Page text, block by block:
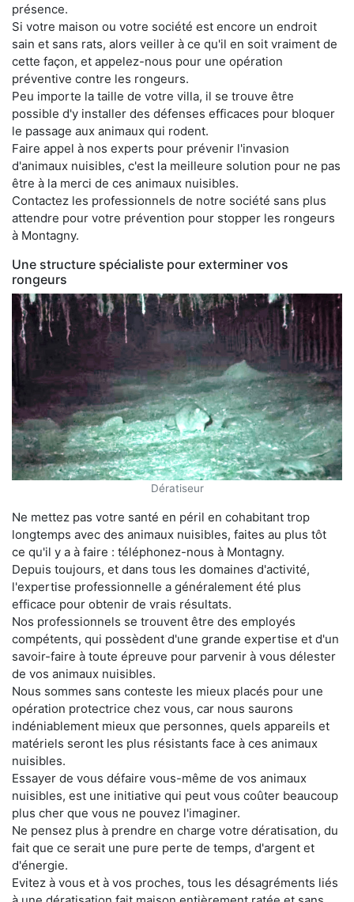
présence.
Si votre maison ou votre société est encore un endroit
sain et sans rats, alors veiller à ce qu'il en soit vraiment de
cette façon, et appelez-nous pour une opération
préventive contre les rongeurs.
Peu importe la taille de votre villa, il se trouve être
possible d'y installer des défenses efficaces pour bloquer
le passage aux animaux qui rodent.
Faire appel à nos experts pour prévenir l'invasion
d'animaux nuisibles, c'est la meilleure solution pour ne pas
être à la merci de ces animaux nuisibles.
Contactez les professionnels de notre société sans plus
attendre pour votre prévention pour stopper les rongeurs
à Montagny.
Une structure spécialiste pour exterminer vos
rongeurs
Dératiseur
Ne mettez pas votre santé en péril en cohabitant trop
longtemps avec des animaux nuisibles, faites au plus tôt
ce qu'il y a à faire : téléphonez-nous à Montagny.
Depuis toujours, et dans tous les domaines d'activité,
l'expertise professionnelle a généralement été plus
efficace pour obtenir de vrais résultats.
Nos professionnels se trouvent être des employés
compétents, qui possèdent d'une grande expertise et d'un
savoir-faire à toute épreuve pour parvenir à vous délester
de vos animaux nuisibles.
Nous sommes sans conteste les mieux placés pour une
opération protectrice chez vous, car nous saurons
indéniablement mieux que personnes, quels appareils et
matériels seront les plus résistants face à ces animaux
nuisibles.
Essayer de vous défaire vous-même de vos animaux
nuisibles, est une initiative qui peut vous coûter beaucoup
plus cher que vous ne pouvez l'imaginer.
Ne pensez plus à prendre en charge votre dératisation, du
fait que ce serait une pure perte de temps, d'argent et
d'énergie.
Evitez à vous et à vos proches, tous les désagréments liés